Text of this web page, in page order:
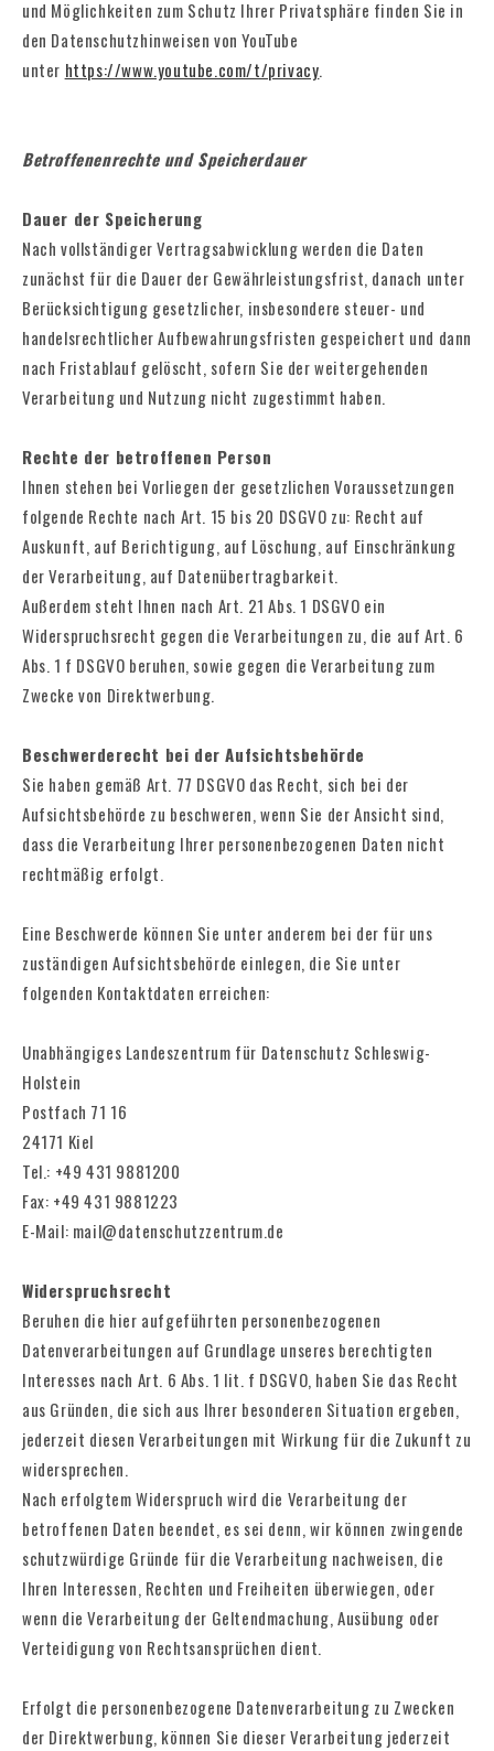
und Möglichkeiten zum Schutz Ihrer Privatsphäre finden Sie in
den Datenschutzhinweisen von YouTube
unter https://www.youtube.com/t/privacy.
Betroffenenrechte und Speicherdauer
Dauer der Speicherung
Nach vollständiger Vertragsabwicklung werden die Daten
zunächst für die Dauer der Gewährleistungsfrist, danach unter
Berücksichtigung gesetzlicher, insbesondere steuer- und
handelsrechtlicher Aufbewahrungsfristen gespeichert und dann
nach Fristablauf gelöscht, sofern Sie der weitergehenden
Verarbeitung und Nutzung nicht zugestimmt haben.
Rechte der betroffenen Person
Ihnen stehen bei Vorliegen der gesetzlichen Voraussetzungen
folgende Rechte nach Art. 15 bis 20 DSGVO zu: Recht auf
Auskunft, auf Berichtigung, auf Löschung, auf Einschränkung
der Verarbeitung, auf Datenübertragbarkeit.
Außerdem steht Ihnen nach Art. 21 Abs. 1 DSGVO ein
Widerspruchsrecht gegen die Verarbeitungen zu, die auf Art. 6
Abs. 1 f DSGVO beruhen, sowie gegen die Verarbeitung zum
Zwecke von Direktwerbung.
Beschwerderecht bei der Aufsichtsbehörde
Sie haben gemäß Art. 77 DSGVO das Recht, sich bei der
Aufsichtsbehörde zu beschweren, wenn Sie der Ansicht sind,
dass die Verarbeitung Ihrer personenbezogenen Daten nicht
rechtmäßig erfolgt.
Eine Beschwerde können Sie unter anderem bei der für uns
zuständigen Aufsichtsbehörde einlegen, die Sie unter
folgenden Kontaktdaten erreichen:
Unabhängiges Landeszentrum für Datenschutz Schleswig-
Holstein
Postfach 71 16
24171 Kiel
Tel.: +49 431 9881200
Fax: +49 431 9881223
E-Mail: mail@datenschutzzentrum.de
Widerspruchsrecht
Beruhen die hier aufgeführten personenbezogenen
Datenverarbeitungen auf Grundlage unseres berechtigten
Interesses nach Art. 6 Abs. 1 lit. f DSGVO, haben Sie das Recht
aus Gründen, die sich aus Ihrer besonderen Situation ergeben,
jederzeit diesen Verarbeitungen mit Wirkung für die Zukunft zu
widersprechen.
Nach erfolgtem Widerspruch wird die Verarbeitung der
betroffenen Daten beendet, es sei denn, wir können zwingende
schutzwürdige Gründe für die Verarbeitung nachweisen, die
Ihren Interessen, Rechten und Freiheiten überwiegen, oder
wenn die Verarbeitung der Geltendmachung, Ausübung oder
Verteidigung von Rechtsansprüchen dient.
Erfolgt die personenbezogene Datenverarbeitung zu Zwecken
der Direktwerbung, können Sie dieser Verarbeitung jederzeit